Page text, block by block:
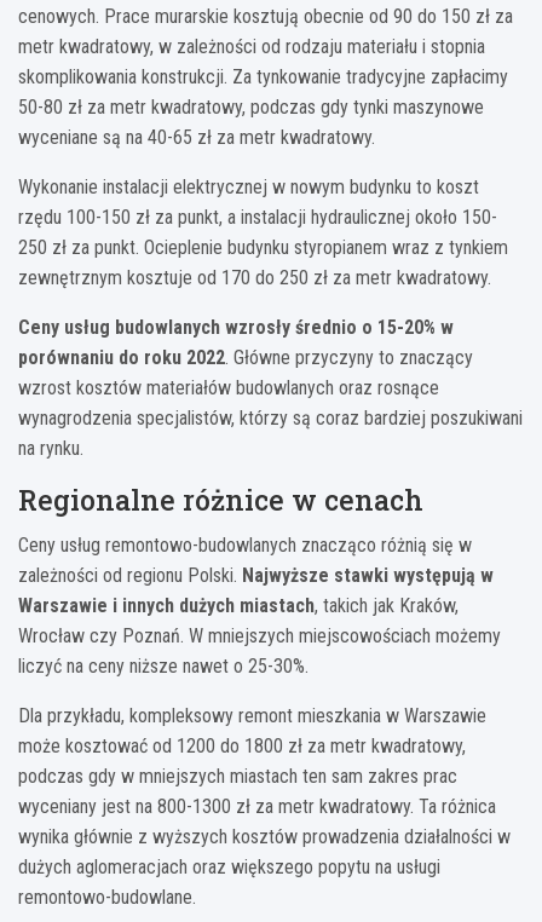
cenowych. Prace murarskie kosztują obecnie od 90 do 150 zł za
metr kwadratowy, w zależności od rodzaju materiału i stopnia
skomplikowania konstrukcji. Za tynkowanie tradycyjne zapłacimy
50-80 zł za metr kwadratowy, podczas gdy tynki maszynowe
wyceniane są na 40-65 zł za metr kwadratowy.
Wykonanie instalacji elektrycznej w nowym budynku to koszt
rzędu 100-150 zł za punkt, a instalacji hydraulicznej około 150-
250 zł za punkt. Ocieplenie budynku styropianem wraz z tynkiem
zewnętrznym kosztuje od 170 do 250 zł za metr kwadratowy.
Ceny usług budowlanych wzrosły średnio o 15-20% w
porównaniu do roku 2022. Główne przyczyny to znaczący
wzrost kosztów materiałów budowlanych oraz rosnące
wynagrodzenia specjalistów, którzy są coraz bardziej poszukiwani
na rynku.
Regionalne różnice w cenach
Ceny usług remontowo-budowlanych znacząco różnią się w
zależności od regionu Polski. Najwyższe stawki występują w
Warszawie i innych dużych miastach, takich jak Kraków,
Wrocław czy Poznań. W mniejszych miejscowościach możemy
liczyć na ceny niższe nawet o 25-30%.
Dla przykładu, kompleksowy remont mieszkania w Warszawie
może kosztować od 1200 do 1800 zł za metr kwadratowy,
podczas gdy w mniejszych miastach ten sam zakres prac
wyceniany jest na 800-1300 zł za metr kwadratowy. Ta różnica
wynika głównie z wyższych kosztów prowadzenia działalności w
dużych aglomeracjach oraz większego popytu na usługi
remontowo-budowlane.